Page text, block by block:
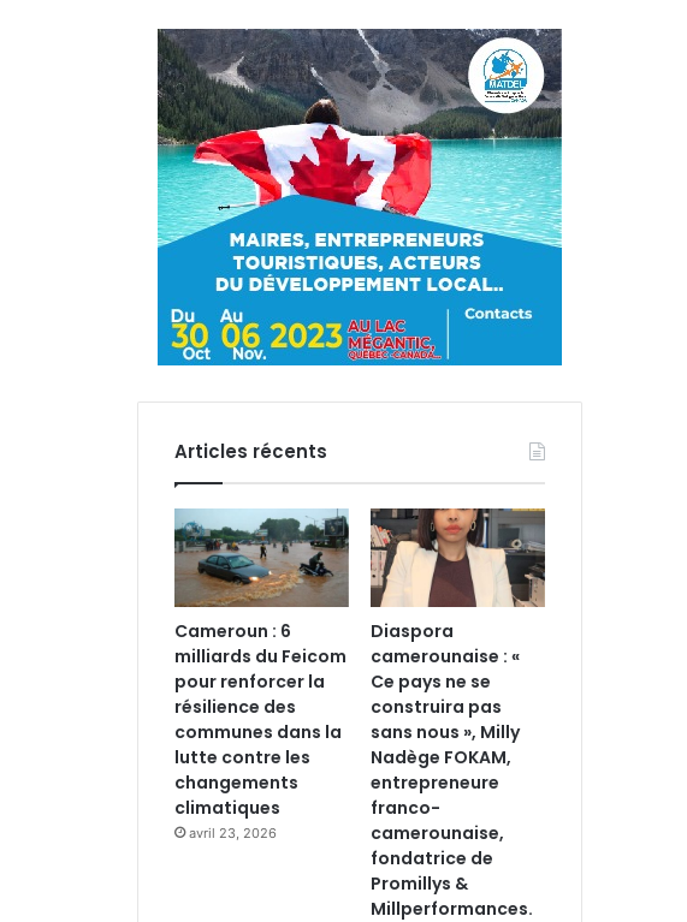
Articles récents
Cameroun : 6
milliards du Feicom
pour renforcer la
résilience des
communes dans la
lutte contre les
changements
climatiques
avril 23, 2026
Diaspora
camerounaise : «
Ce pays ne se
construira pas
sans nous », Milly
Nadège FOKAM,
entrepreneure
franco-
camerounaise,
fondatrice de
Promillys &
Millperformances.